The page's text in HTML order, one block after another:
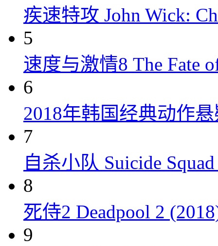
疾速特攻 John Wick:
5
速度与激情8 The Fate
6
2018年韩国经典动作
7
自杀小队 Suicide
8
死侍2 Deadpool 2
9